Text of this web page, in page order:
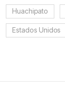
Huachipato
Estados Unidos